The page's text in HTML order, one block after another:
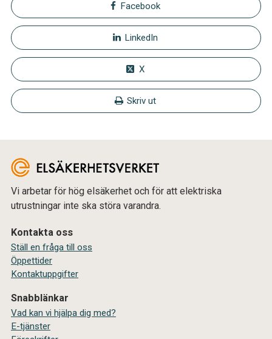
Facebook
LinkedIn
X
Skriv ut
Vi arbetar för hög elsäkerhet och för att elektriska
utrustningar inte ska störa varandra.
Kontakta oss
Ställ en fråga till oss
Öppettider
Kontaktuppgifter
Snabblänkar
Vad kan vi hjälpa dig med?
E-tjänster